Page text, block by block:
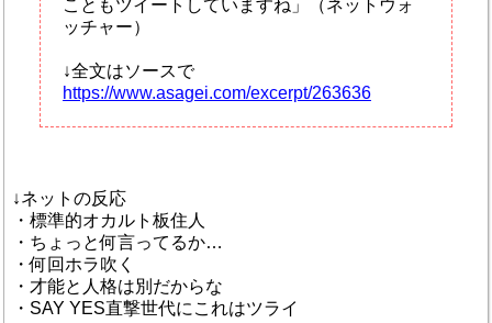
こともツイートしていますね」（ネットウォ
ッチャー）
↓全文はソースで
https://www.asagei.com/excerpt/263636
↓ネットの反応
・標準的オカルト板住人
・ちょっと何言ってるか…
・何回ホラ吹く
・才能と人格は別だからな
・SAY YES直撃世代にこれはツライ